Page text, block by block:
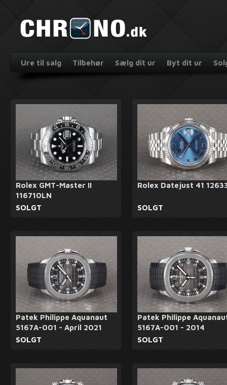
Ure til salg Tilbehør Sælg dit ur Byt dit ur
Rolex GMT-Master II
116710LN
SOLGT
Rolex Datejust 41
SOLGT
Patek Philippe Aquanaut
5167A-001 - April 2021
SOLGT
Patek Philippe
5167A-001 - 2014
SOLGT